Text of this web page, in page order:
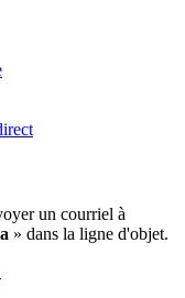
un courriel à
» dans la ligne d'objet.